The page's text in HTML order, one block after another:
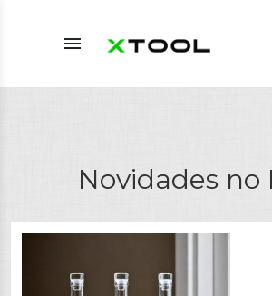
menu
Novidades no